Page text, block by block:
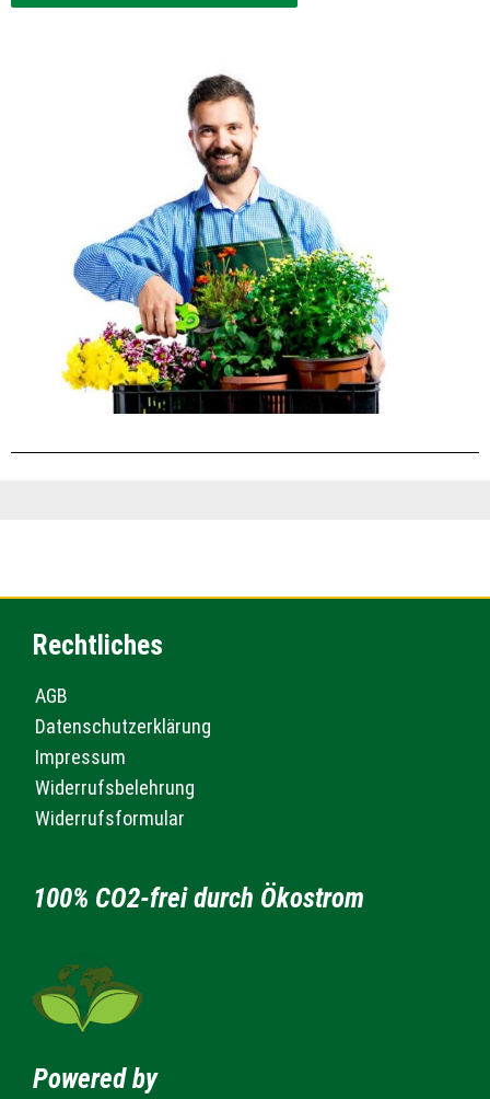
Rechtliches
AGB
Datenschutzerklärung
Impressum
Widerrufsbelehrung
Widerrufsformular
100% CO2-frei durch Ökostrom
Powered by